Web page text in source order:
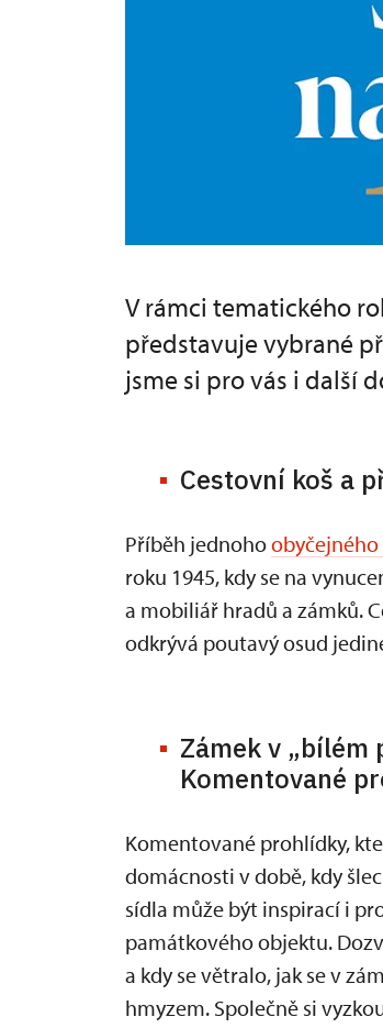
V rámci tematického
představuje vybrané
jsme si pro vás i další
Cestovní koš a
Příběh jednoho
roku 1945, kdy se na
a mobiliář hradů a zámků.
odkrývá poutavý osud
Zámek v „bílém
Komentované
Komentované prohlídky,
domácnosti v době, kdy
sídla může být inspirací i
památkového objektu.
a kdy se větralo, jak se v
hmyzem. Společně si